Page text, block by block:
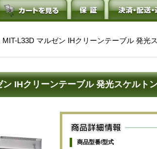
MIT-L33D マルゼン IHクリーンテーブル 発光
ン IHクリーンテーブル 発光スケルト
商品型番/型式